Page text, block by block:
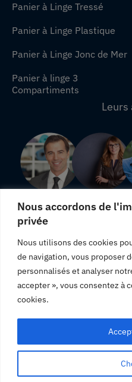
Nous accordons de
privée
Nous utilisons des cookies
de navigation, vous proposer
personnalisés et analyser
accepter », vous consentez à
cookies.
Panier à Linge Tressé
Panier à Linge Plastique
Panier à Linge Jonc de Mer
Panier à linge 3
Compartiments
Leurs
"Produits totalement
"Satisfaite des produits
© Panier